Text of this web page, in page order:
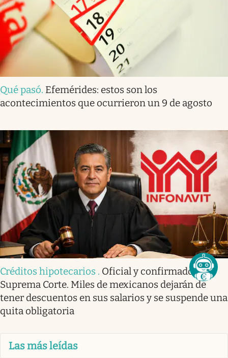
Qué pasó. Efemérides: estos son los
acontecimientos que ocurrieron un 9 de agosto
Créditos hipotecarios . Oficial y confirmado por
Suprema Corte. Miles de mexicanos dejarán de
tener descuentos en sus salarios y se suspende una
quita obligatoria
Las más leídas